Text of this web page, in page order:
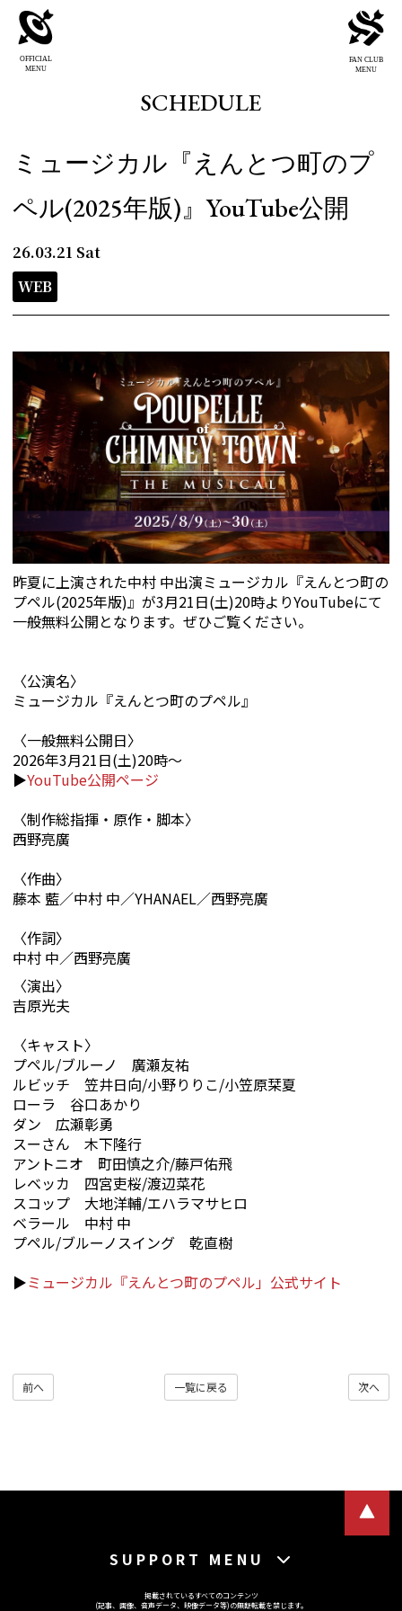
OFFICIAL
MENU
FAN CLUB
MENU
SCHEDULE
ミュージカル『えんとつ町のプ
ペル(2025年版)』YouTube公開
26.03.21 Sat
WEB
昨夏に上演された中村 中出演ミュージカル『えんとつ町の
プペル(2025年版)』が3月21日(土)20時よりYouTubeにて
一般無料公開となります。ぜひご覧ください。
〈公演名〉
ミュージカル『えんとつ町のプペル』
〈一般無料公開日〉
2026年3月21日(土)20時〜
▶︎YouTube公開ページ
〈制作総指揮・原作・脚本〉
西野亮廣
〈作曲〉
藤本 藍／中村 中／YHANAEL／西野亮廣
〈作詞〉
中村 中／西野亮廣
〈演出〉
吉原光夫
〈キャスト〉
プペル/ブルーノ 廣瀬友祐
ルビッチ 笠井日向/小野りりこ/小笠原栞夏
ローラ 谷口あかり
ダン 広瀬彰勇
スーさん 木下隆行
アントニオ 町田慎之介/藤戸佑飛
レベッカ 四宮吏桜/渡辺菜花
スコップ 大地洋輔/エハラマサヒロ
ベラール 中村 中
プペル/ブルーノスイング 乾直樹
▶︎ミュージカル『えんとつ町のプペル」公式サイト
前へ 一覧に戻る 次へ
SUPPORT MENU
掲載されているすべてのコンテンツ
(記事、画像、音声データ、映像データ等)の無断転載を禁じます。